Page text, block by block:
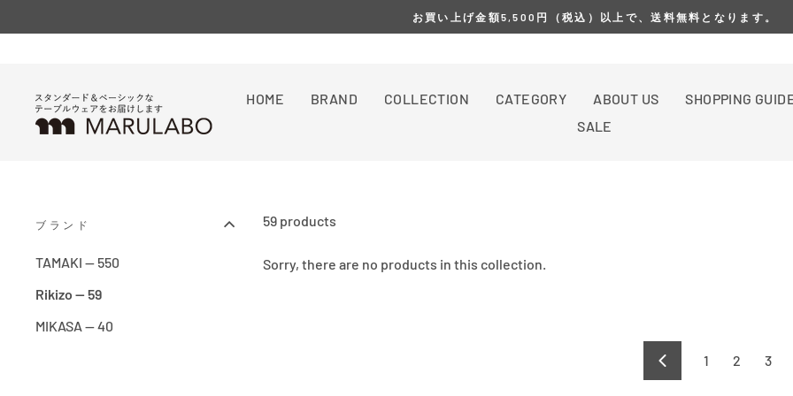
to
お買い上げ金額5,500円（税込）以上で、送料無料となります。
HOME BRAND COLLECTION CATEGORY ABOUT US SHOPPING
SALE
ブランド
TAMAKI — 550
Rikizo — 59
MIKASA — 40
59 products
Sorry, there are no products in this collection.
Previous
1 2 3